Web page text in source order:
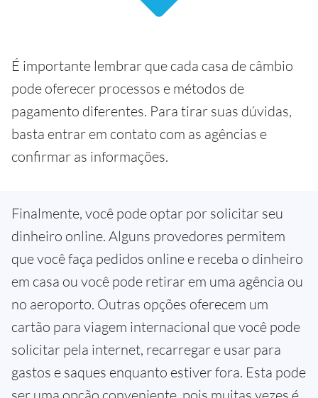
É importante lembrar que cada casa de câmbio
pode oferecer processos e métodos de
pagamento diferentes. Para tirar suas dúvidas,
basta entrar em contato com as agências e
confirmar as informações.
Finalmente, você pode optar por solicitar seu
dinheiro online. Alguns provedores permitem
que você faça pedidos online e receba o dinheiro
em casa ou você pode retirar em uma agência ou
no aeroporto. Outras opções oferecem um
cartão para viagem internacional que você pode
solicitar pela internet, recarregar e usar para
gastos e saques enquanto estiver fora. Esta pode